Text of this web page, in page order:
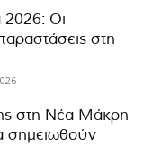
Οι
στη
στη Νέα Μάκρη
σημειωθούν